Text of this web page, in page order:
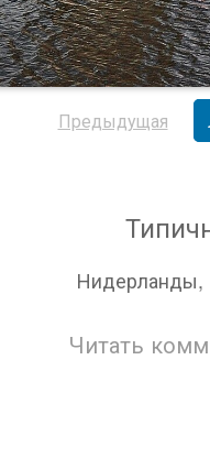
Предыдущая
Нидерланды,
Читать